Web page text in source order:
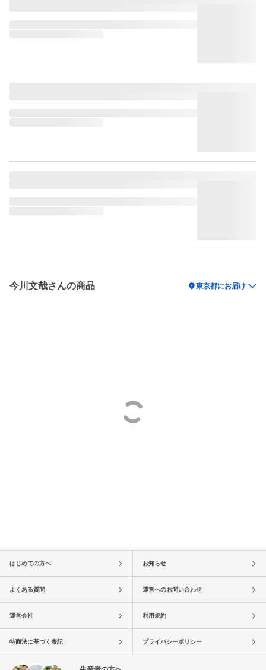
今川文哉さんの商品 location_on東京都にお届け
はじめての方へ お知らせ
よくある質問 運営へのお問い合わせ
運営会社 利用規約
特商法に基づく表記 プライバシーポリシー